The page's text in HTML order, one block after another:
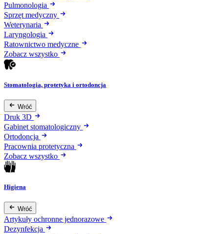
Pulmonologia
Sprzęt medyczny
Weterynaria
Laryngologia
Ratownictwo medyczne
Zobacz wszystko
Stomatologia, protetyka i ortodoncja
Wróć
Druk 3D
Gabinet stomatologiczny
Ortodoncja
Pracownia protetyczna
Zobacz wszystko
Higiena
Wróć
Artykuły ochronne jednorazowe
Dezynfekcja